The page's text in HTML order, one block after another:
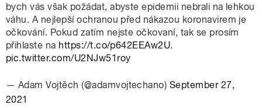
bych vás však požádat, abyste epidemii nebrali na lehkou
váhu. A nejlepší ochranou před nákazou koronavirem je
očkování. Pokud zatím nejste očkovaní, tak se prosím
přihlaste na https://t.co/p642EEAw2U.
pic.twitter.com/U2NJw51roy
— Adam Vojtěch (@adamvojtechano) September 27,
2021